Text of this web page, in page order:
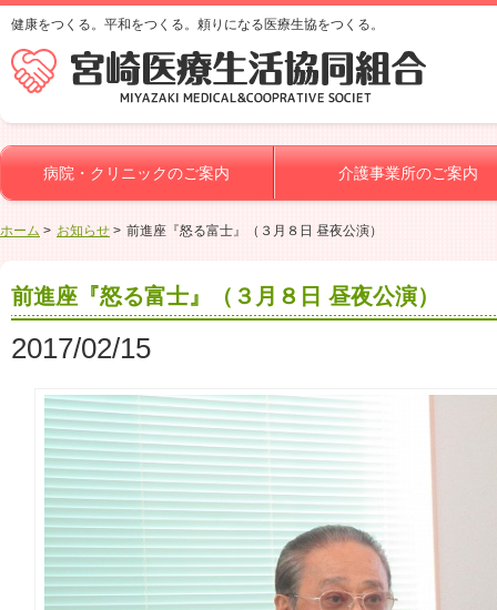
健康をつくる。平和をつくる。頼りになる医療生協をつくる。
病院・クリニックのご案内 介護事業所のご案内
ホーム お知らせ 前進座『怒る富士』（３月８日 昼夜公演）
前進座『怒る富士』（３月８日 昼夜公演）
2017/02/15